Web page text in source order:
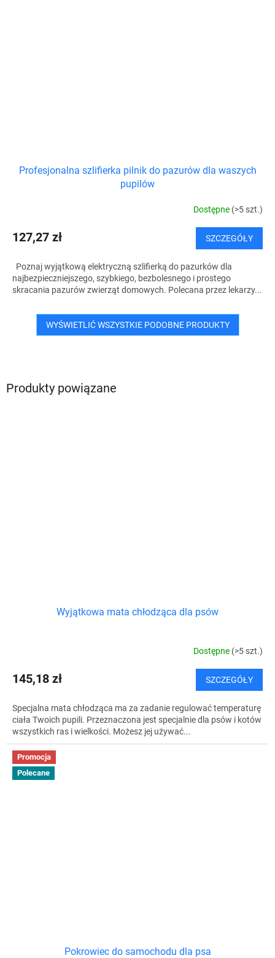
Produkty powiązane
Wyjątkowa mata chłodząca dla psów
Dostępne (>5 szt.)
145,18 zł SZCZEGÓŁY
Specjalna mata chłodząca ma za zadanie regulować temperaturę
ciała Twoich pupili. Przeznaczona jest specjalnie dla psów i kotów
wszystkich ras i wielkości. Możesz jej używać...
Promocja
Polecane
Pokrowiec do samochodu dla psa
Profesjonalna szlifierka pilnik do pazurów dla waszych
pupilów
Dostępne (>5 szt.)
127,27 zł SZCZEGÓŁY
Poznaj wyjątkową elektryczną szlifierką do pazurków dla
najbezpieczniejszego, szybkiego, bezbolesnego i prostego
skracania pazurów zwierząt domowych. Polecana przez lekarzy...
WYŚWIETLIĆ WSZYSTKIE PODOBNE PRODUKTY